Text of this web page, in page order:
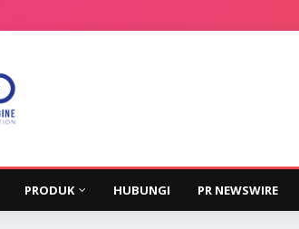
PRODUK HUBUNGI PR NEWSWIRE